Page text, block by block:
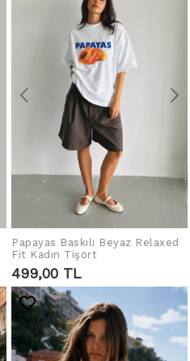
IN DEN WARENKORB
LEGEN
Papayas Baskılı Beyaz Relaxed
Fit Kadın Tişört
499,00 TL